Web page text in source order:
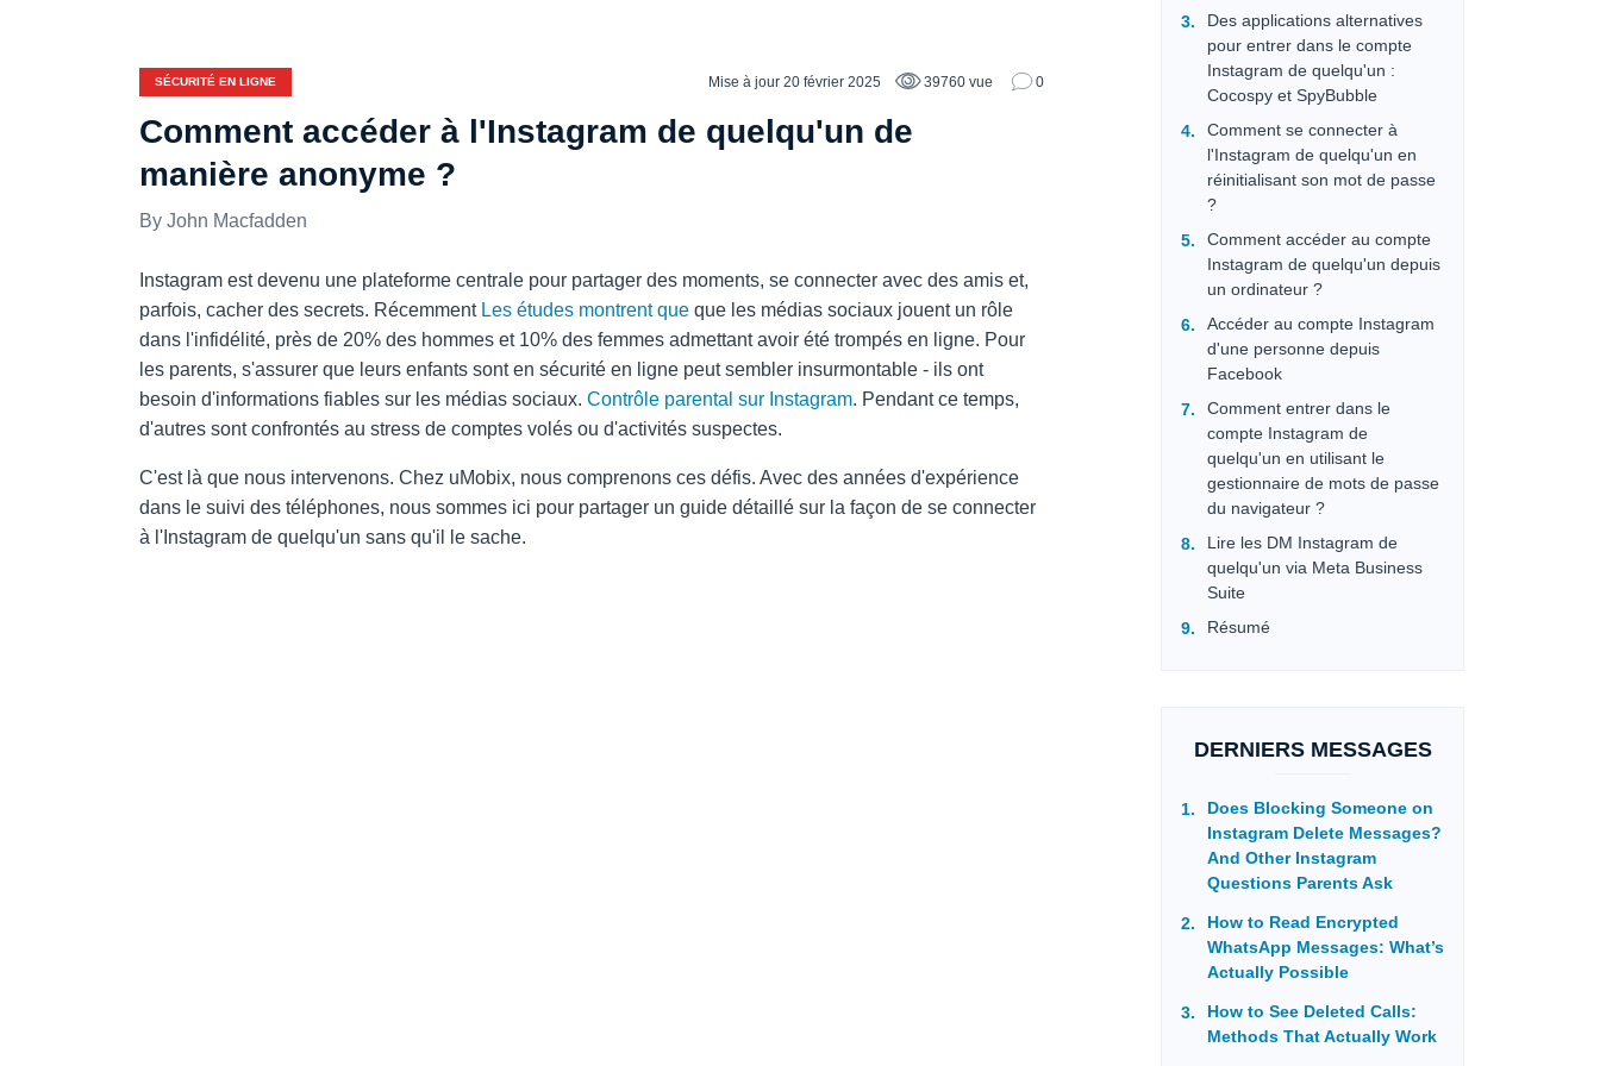
SÉCURITÉ EN LIGNE Mise à jour 20 février 2025 39760 vue 0
Comment accéder à l'Instagram de quelqu'un de
manière anonyme ?
John Macfadden
Instagram est devenu une plateforme centrale pour partager des moments, se connecter avec des amis et,
parfois, cacher des secrets. Récemment Les études montrent que que les médias sociaux jouent un rôle
dans l'infidélité, près de 20% des hommes et 10% des femmes admettant avoir été trompés en ligne. Pour
les parents, s'assurer que leurs enfants sont en sécurité en ligne peut sembler insurmontable - ils ont
besoin d'informations fiables sur les médias sociaux. Contrôle parental sur Instagram. Pendant ce temps,
d'autres sont confrontés au stress de comptes volés ou d'activités suspectes.
C'est là que nous intervenons. Chez uMobix, nous comprenons ces défis. Avec des années d'expérience
dans le suivi des téléphones, nous sommes ici pour partager un guide détaillé sur la façon de se connecter
à l'Instagram de quelqu'un sans qu'il le sache.
Des applications alternatives
pour entrer dans le compte
Instagram de quelqu'un :
Cocospy et SpyBubble
Comment se connecter à
l'Instagram de quelqu'un en
réinitialisant son mot de passe
?
Comment accéder au compte
Instagram de quelqu'un depuis
un ordinateur ?
Accéder au compte Instagram
d'une personne depuis
Facebook
Comment entrer dans le
compte Instagram de
quelqu'un en utilisant le
gestionnaire de mots de passe
du navigateur ?
Lire les DM Instagram de
quelqu'un via Meta Business
Suite
Résumé
DERNIERS MESSAGES
Does Blocking Someone on
Instagram Delete Messages?
And Other Instagram
Questions Parents Ask
How to Read Encrypted
WhatsApp Messages: What’s
Actually Possible
How to See Deleted Calls:
Methods That Actually Work